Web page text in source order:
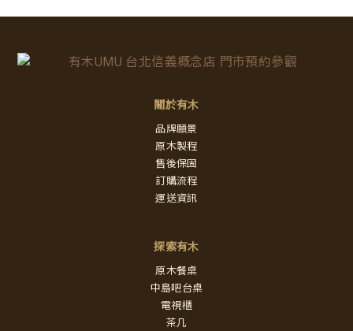
關於有木
品牌願景
原木製程
售後保固
訂購流程
運送資訊
探索有木
原木餐桌
中島吧台桌
電視櫃
茶几